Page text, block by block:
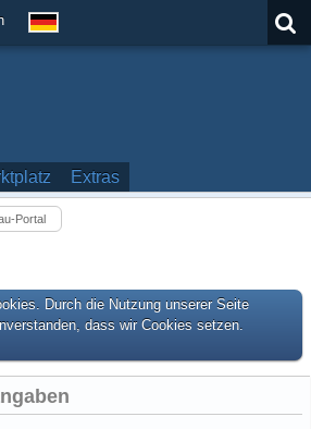
Extras
Portal
Durch die Nutzung unserer Seite
dass wir Cookies setzen.